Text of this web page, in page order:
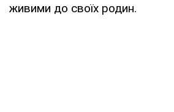
живими до своїх родин.